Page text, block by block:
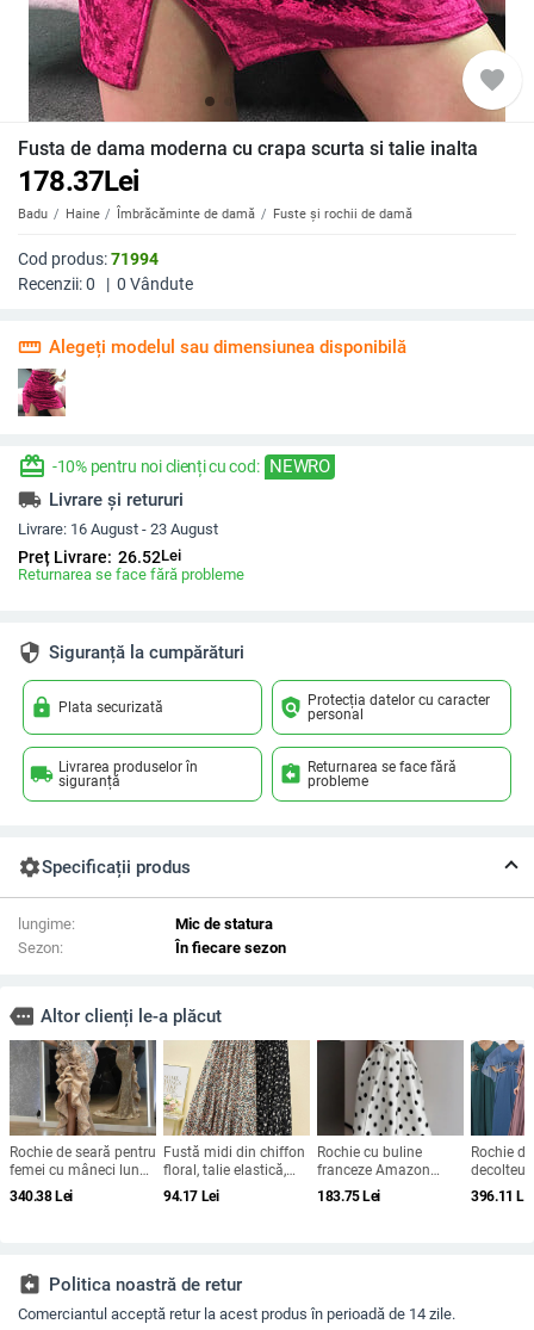
favorite
Fusta de dama moderna cu crapa scurta si talie inalta
178.37Lei
Badu Haine Îmbrăcăminte de damă Fuste și rochii de damă
Cod produs:71994
Recenzii:0 | 0 Vândute
straighten Alegeți modelul sau dimensiunea disponibilă
redeem -10% pentru noi clienți cu cod: NEWRO
local_shipping Livrare și retururi
Livrare: 16 August - 23 August
Preț Livrare: 26.52Lei
Returnarea se face fără probleme
security Siguranță la cumpărături
lock Plata securizată policy Protecția datelor cu caracter
personal
local_shipping Livrarea produselor în
siguranță
assignment_return Returnarea se face fără
probleme
settingsSpecificații produs
lungime:
Mic de statura
Sezon:
În fiecare sezon
more Altor clienți le-a plăcut
Rochie de seară pentru
femei cu mâneci lungi,
talie înaltă, fustă
lungă, țesătură spray
340.38Lei
Fustă midi din chiffon
floral, talie elastică,
croială A-line, plus
size, siluetă drapată
94.17 Lei
Rochie cu buline
franceze Amazon
2025 de vară retro cu
temperament nou,
183.75Lei
Rochie
decolteu
mâneci
appliqué
396.11 Lei
assignment_return Politica noastră de retur
Comerciantul acceptă retur la acest produs în perioadă de 14 zile.